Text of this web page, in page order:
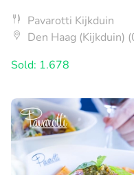
Pavarotti Kijkduin
Den Haag (Kijkduin)
Sold: 1.678